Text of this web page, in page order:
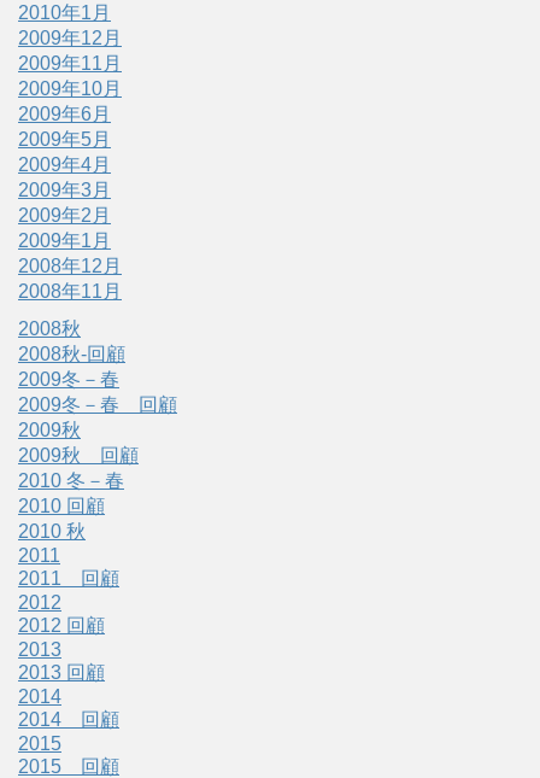
2010年1月
2009年12月
2009年11月
2009年10月
2009年6月
2009年5月
2009年4月
2009年3月
2009年2月
2009年1月
2008年12月
2008年11月
2008秋
2008秋-回顧
2009冬－春
2009冬－春 回顧
2009秋
2009秋 回顧
2010 冬－春
2010 回顧
2010 秋
2011
2011 回顧
2012
2012 回顧
2013
2013 回顧
2014
2014 回顧
2015
2015 回顧